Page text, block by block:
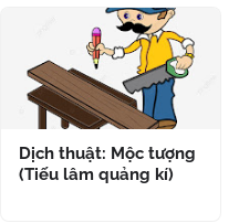
Dịch thuật: Mộc tượng
(Tiếu lâm quảng kí)